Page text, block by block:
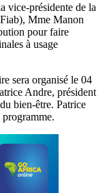
vice-présidente de la
Mme Manon
pour faire
à usage
sera organisé le 04
Andre, président
bien-être. Patrice
programme.